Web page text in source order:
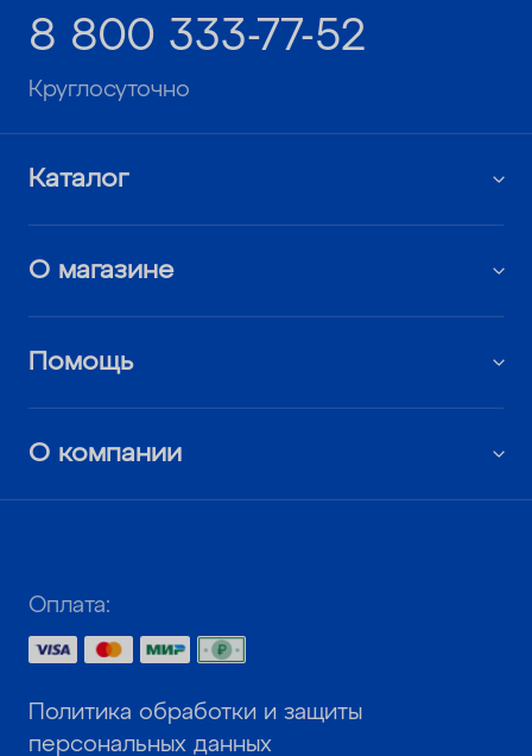
8 800 333-77-52
Круглосуточно
Каталог
О магазине
Помощь
О компании
Оплата:
Политика обработки и защиты
персональных данных